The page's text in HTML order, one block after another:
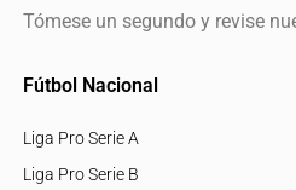
Tómese un segundo y revise
Fútbol Nacional
Liga Pro Serie A
Liga Pro Serie B